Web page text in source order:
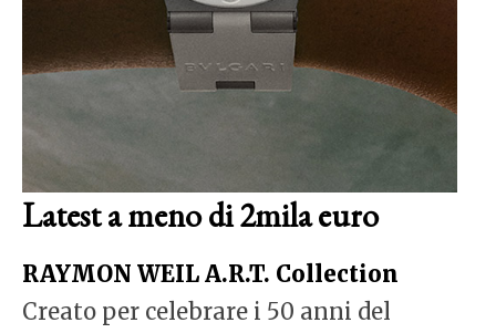
Latest a meno di 2mila euro
RAYMON WEIL A.R.T. Collection
Creato per celebrare i 50 anni del